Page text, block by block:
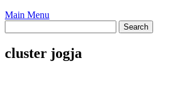
Main Menu
cluster jogja